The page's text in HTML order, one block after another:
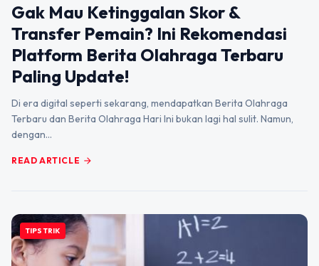
Gak Mau Ketinggalan Skor &
Transfer Pemain? Ini Rekomendasi
Platform Berita Olahraga Terbaru
Paling Update!
Di era digital seperti sekarang, mendapatkan Berita Olahraga
Terbaru dan Berita Olahraga Hari Ini bukan lagi hal sulit. Namun,
dengan…
READ ARTICLE arrow_forward
TIPS TRIK